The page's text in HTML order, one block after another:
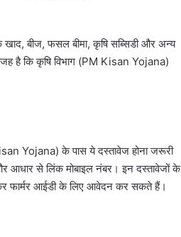
खाद, बीज, फसल बीमा, कृषि सब्सिडी और अन्य
है कि कृषि विभाग (PM Kisan Yojana)
Yojana) के पास ये दस्तावेज होना जरूरी
आधार से लिंक मोबाइल नंबर। इन दस्तावेजों के
फार्मर आईडी के लिए आवेदन कर सकते हैं।